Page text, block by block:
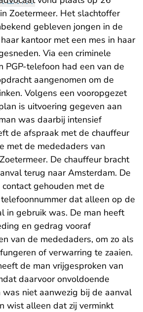
Zoetermeer. Het slachtoffer
gebleven jongen in de
kantoor met een mes in haar
Via een criminele
PGP-telefoon had een van de
aangenomen om de
Volgens een vooropgezet
is uitvoering gegeven aan
was daarbij intensief
de afspraak met de chauffeur
met de mededaders van
De chauffeur bracht
terug naar Amsterdam. De
gehouden met de
dat alleen op de
in gebruik was. De man heeft
en gedrag vooraf
van de mededaders, om zo als
of verwarring te zaaien.
de man vrijgesproken van
daarvoor onvoldoende
was niet aanwezig bij de aanval
wist alleen dat zij verminkt